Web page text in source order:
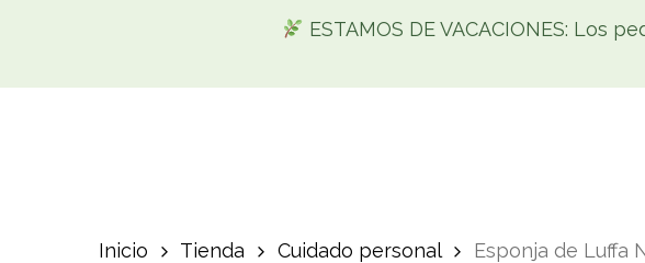
ESTAMOS DE VACACIONES: Los
main
Inicio Tienda Cuidado personal Esponja de Luffa